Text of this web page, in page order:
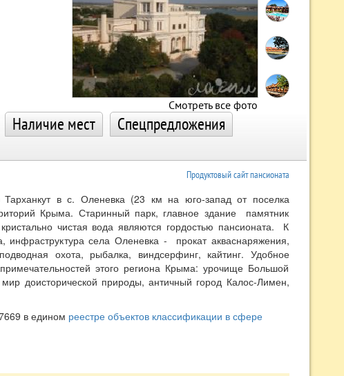
Смотреть все фото
Наличие мест
Спецпредложения
Продуктовый сайт пансионата
в с. Оленевка (23 км на юго-запад от поселка
Крыма. Старинный парк, главное здание памятник
чистая вода являются гордостью пансионата. К
села Оленевка - прокат акваснаряжения,
охота, рыбалка, виндсерфинг, кайтинг. Удобное
этого региона Крыма: урочище Большой
доисторической природы, античный город Калос-Лимен,
в едином реестре объектов классификации в сфере